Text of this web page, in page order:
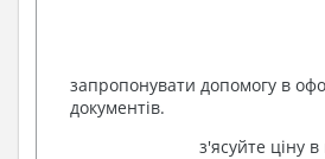
запропонувати допомогу в
документів.
з'ясуйте ціну